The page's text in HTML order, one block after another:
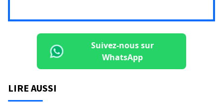
Suivez-nous sur
WhatsApp
LIRE AUSSI